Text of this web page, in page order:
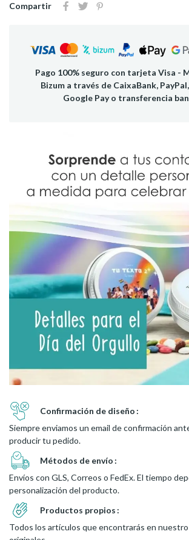
Compartir
Pago 100% seguro con tarjeta Visa -
Bizum a través de CaixaBank,
Google Pay o transferencia
Confirmación de diseño
Siempre enviamos un email de confirmación
producir tu pedido.
Métodos de envío
Envíos con GLS, Correos o FedEx. El tiempo
personalización del producto.
Productos propios
Todos los artículos que encontrarás en